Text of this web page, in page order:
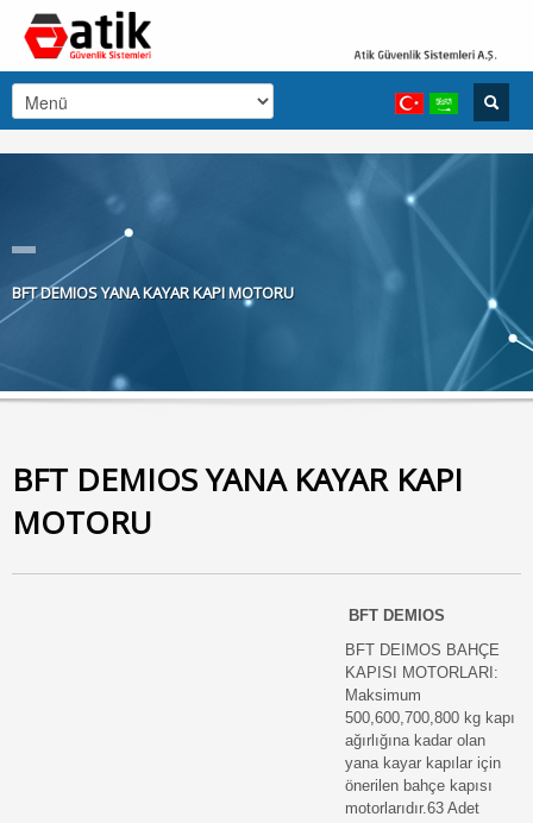
BFT DEMIOS YANA KAYAR KAPI MOTORU
BFT DEMIOS YANA KAYAR KAPI
MOTORU
BFT DEMIOS
BFT DEIMOS BAHÇE
KAPISI MOTORLARI:
Maksimum
500,600,700,800 kg kapı
ağırlığına kadar olan
yana kayar kapılar için
önerilen bahçe kapısı
motorlarıdır.63 Adet